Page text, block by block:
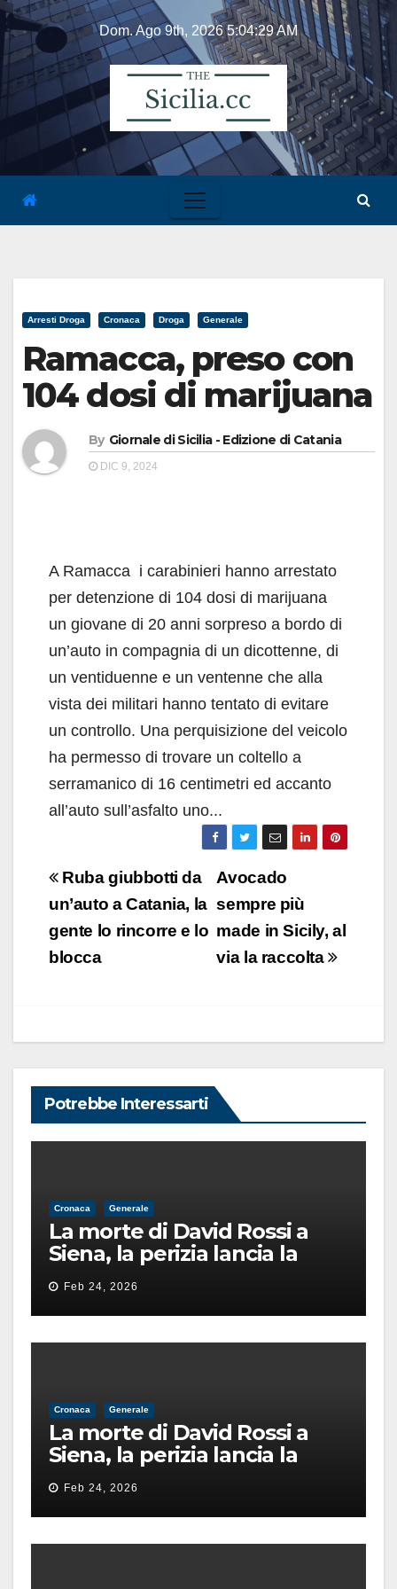
Skip
content
Dom. Ago 9th, 20265:04:30 AM
Arresti Droga Cronaca Droga Generale
Ramacca, preso con
104 dosi di marijuana
By Giornale di Sicilia - Edizione di Catania
DIC 9, 2024
A Ramacca i carabinieri hanno arrestato
per detenzione di 104 dosi di marijuana
un giovane di 20 anni sorpreso a bordo di
un’auto in compagnia di un dicottenne, di
un ventiduenne e un ventenne che alla
vista dei militari hanno tentato di evitare
un controllo. Una perquisizione del veicolo
ha permesso di trovare un coltello a
serramanico di 16 centimetri ed accanto
all’auto sull’asfalto uno...
Navigazione
articoli
Avocado
sempre più
made in Sicily, al
via la raccolta
Ruba giubbotti da
un’auto a Catania, la
gente lo rincorre e lo
blocca
Potrebbe Interessarti
Cronaca Generale
La morte di David Rossi a
Siena, la perizia lancia la
pista di un’intimidazione
finita male
Feb 24, 2026
Cronaca Generale
La morte di David Rossi a
Siena, la perizia lancia la
pista di un’intimidazione
finita male
Feb 24, 2026